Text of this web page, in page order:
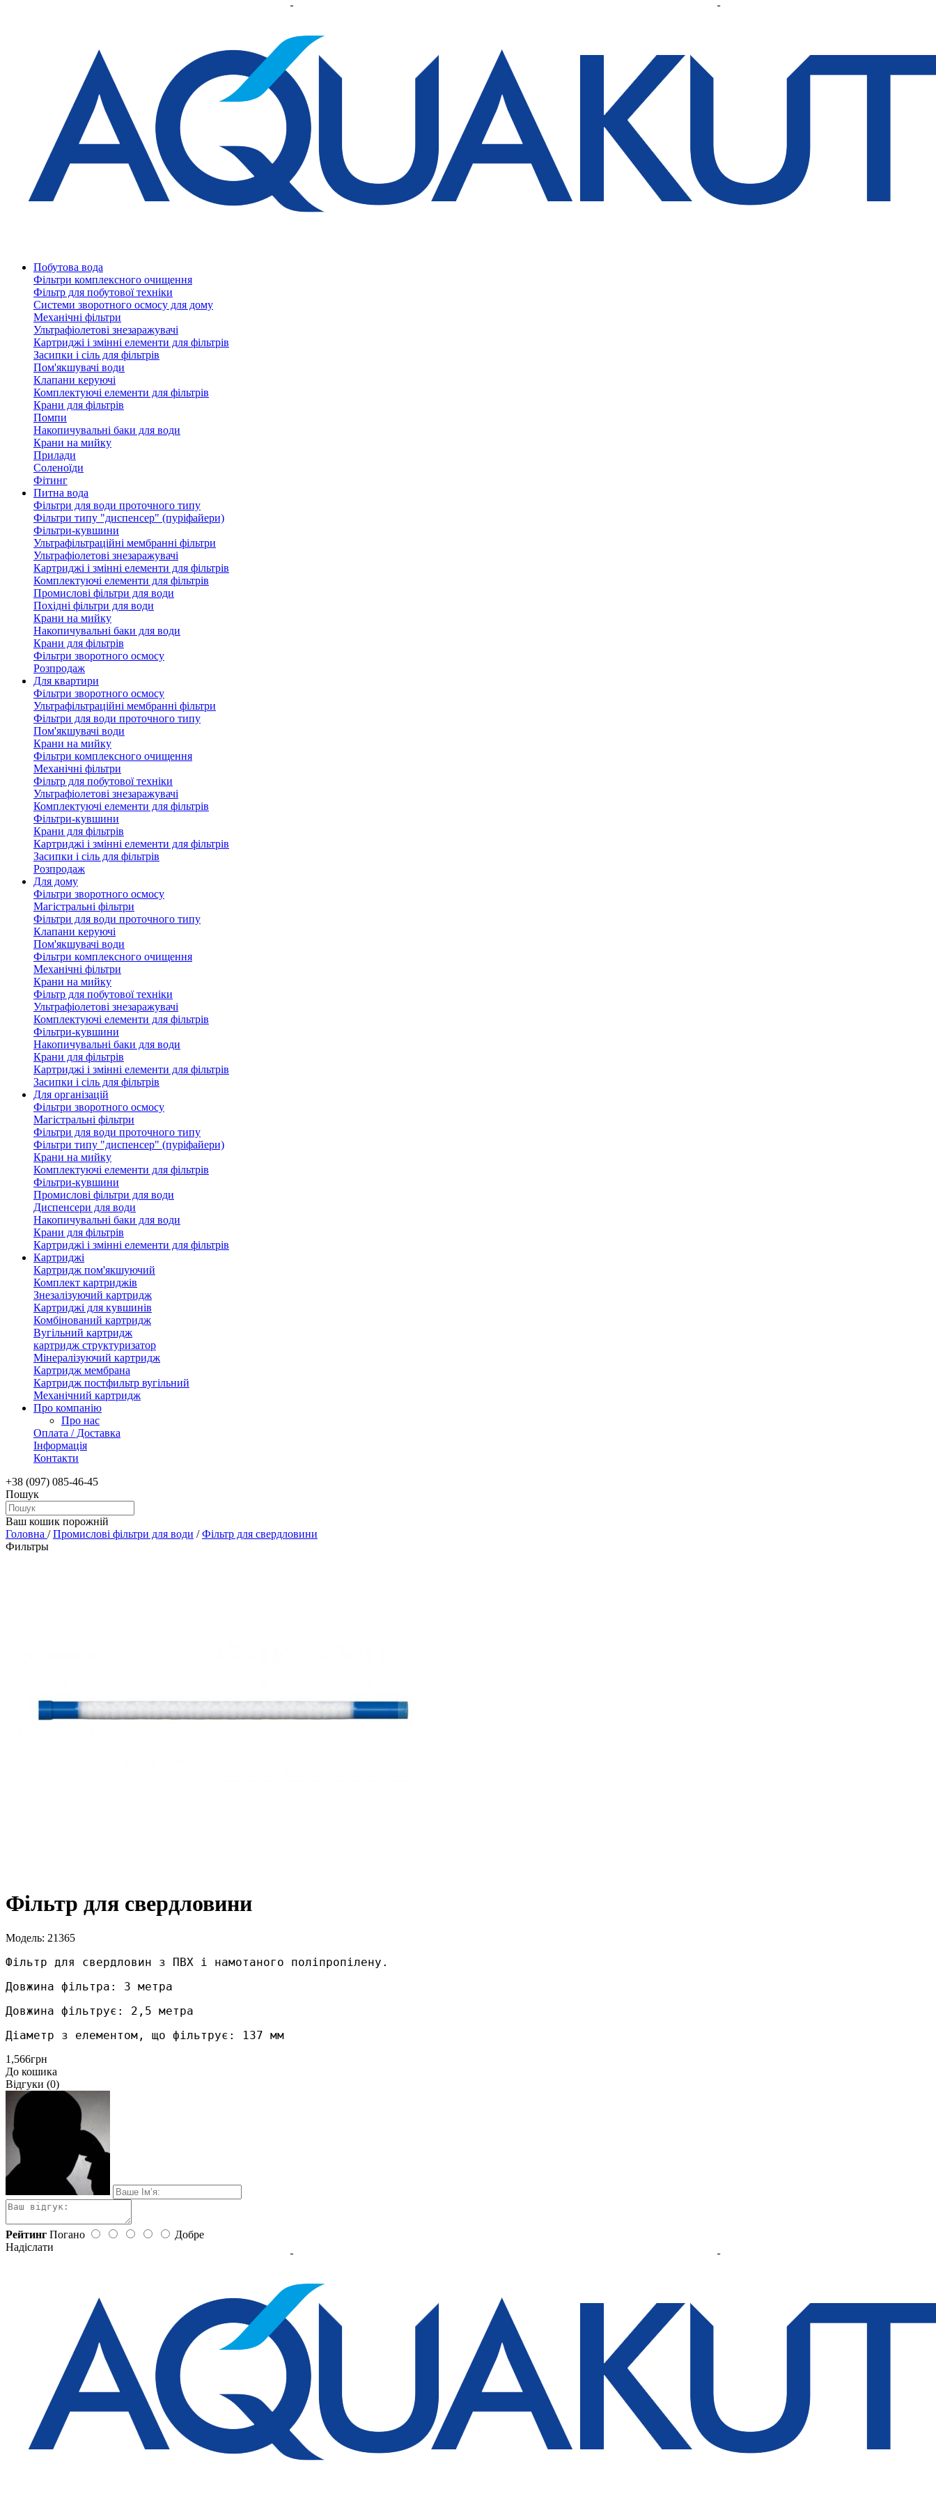
Побутова вода
Фільтри комплексного очищення
Фільтр для побутової техніки
Системи зворотного осмосу для дому
Механічні фільтри
Ультрафіолетові знезаражувачі
Картриджі і змінні елементи для фільтрів
Засипки і сіль для фільтрів
Пом'якшувачі води
Клапани керуючі
Комплектуючі елементи для фільтрів
Крани для фільтрів
Помпи
Накопичувальні баки для води
Крани на мийку
Прилади
Соленоїди
Фітинг
Питна вода
Фільтри для води проточного типу
Фільтри типу "диспенсер" (пуріфайери)
Фільтри-кувшини
Ультрафільтраційні мембранні фільтри
Ультрафіолетові знезаражувачі
Картриджі і змінні елементи для фільтрів
Комплектуючі елементи для фільтрів
Промислові фільтри для води
Похідні фільтри для води
Крани на мийку
Накопичувальні баки для води
Крани для фільтрів
Фільтри зворотного осмосу
Розпродаж
Для квартири
Фільтри зворотного осмосу
Ультрафільтраційні мембранні фільтри
Фільтри для води проточного типу
Пом'якшувачі води
Крани на мийку
Фільтри комплексного очищення
Механічні фільтри
Фільтр для побутової техніки
Ультрафіолетові знезаражувачі
Комплектуючі елементи для фільтрів
Фільтри-кувшини
Крани для фільтрів
Картриджі і змінні елементи для фільтрів
Засипки і сіль для фільтрів
Розпродаж
Для дому
Фільтри зворотного осмосу
Магістральні фільтри
Фільтри для води проточного типу
Клапани керуючі
Пом'якшувачі води
Фільтри комплексного очищення
Механічні фільтри
Крани на мийку
Фільтр для побутової техніки
Ультрафіолетові знезаражувачі
Комплектуючі елементи для фільтрів
Фільтри-кувшини
Накопичувальні баки для води
Крани для фільтрів
Картриджі і змінні елементи для фільтрів
Засипки і сіль для фільтрів
Для організацій
Фільтри зворотного осмосу
Магістральні фільтри
Фільтри для води проточного типу
Фільтри типу "диспенсер" (пуріфайери)
Крани на мийку
Комплектуючі елементи для фільтрів
Фільтри-кувшини
Промислові фільтри для води
Диспенсери для води
Накопичувальні баки для води
Крани для фільтрів
Картриджі і змінні елементи для фільтрів
Картриджі
Картридж пом'якшуючий
Комплект картриджів
Знезалізуючий картридж
Картриджі для кувшинів
Комбінований картридж
Вугільний картридж
картридж структуризатор
Мінералізуючий картридж
Картридж мембрана
Картридж постфильтр вугільний
Механічний картридж
Про компанію
Про нас
Оплата / Доставка
Інформація
Контакти
+38 (097) 085-46-45
Пошук
Ваш кошик порожній
Головна /Промислові фільтри для води /Фільтр для свердловини
Фильтры
Фільтр для свердловини
Модель: 21365
Фільтр для свердловин з ПВХ і намотаного поліпропілену.
Довжина фільтра: 3 метра
Довжина фільтрує: 2,5 метра
Діаметр з елементом, що фільтрує: 137 мм
1,566грн
До кошика
Відгуки (0)
Рейтинг Погано
Добре
Надіслати